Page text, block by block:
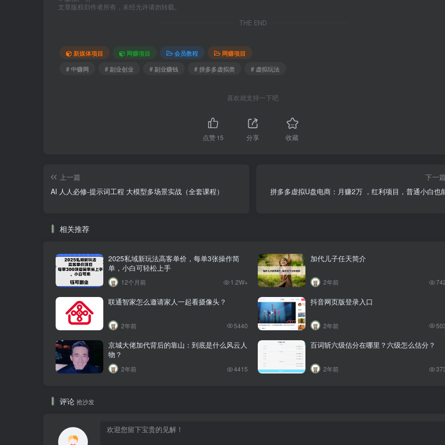
文章版权归作者所有，未经允许请勿转载。
THE END
新媒体项目 网赚项目 会员教程
网赚项目
# 中赚网
# 副业创业 # 副业赚钱 # 拼多多虚拟类 # 虚拟玩法
喜欢就支持一下吧
点赞15 分享 收藏
上一篇
AI 人人必修-提示词工程 大模型多场景实战（全套课程）
下一
拼多多虚拟U盘电商：月赚2万 ，红利项目，普通小白也
相关推荐
2025私域新玩法高客单价，每单3张操作简
单，小白可轻松上手
12个月前 1.2W+
加代儿子任天简介
2年前
联通智家怎么邀请家人一起看摄像头？
2年前 5440
抖音网页版登录入口
2年前
京城大佬加代背后的靠山：到底是什么风云人
物？
2年前 4415
百词斩六级估分在哪里？六级怎么估分？
2年前
评论 抢沙发